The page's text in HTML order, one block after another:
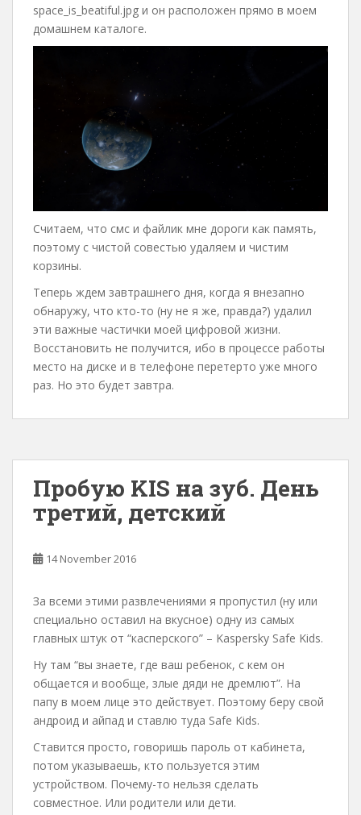
space_is_beatiful.jpg и он расположен прямо в моем
домашнем каталоге.
Считаем, что смс и файлик мне дороги как память,
поэтому с чистой совестью удаляем и чистим
корзины.
Теперь ждем завтрашнего дня, когда я внезапно
обнаружу, что кто-то (ну не я же, правда?) удалил
эти важные частички моей цифровой жизни.
Восстановить не получится, ибо в процессе работы
место на диске и в телефоне перетерто уже много
раз. Но это будет завтра.
Пробую KIS на зуб. День
третий, детский
14 November 2016
За всеми этими развлечениями я пропустил (ну или
специально оставил на вкусное) одну из самых
главных штук от “касперского” – Kaspersky Safe Kids.
Ну там “вы знаете, где ваш ребенок, с кем он
общается и вообще, злые дяди не дремлют”. На
папу в моем лице это действует. Поэтому беру свой
андроид и айпад и ставлю туда Safe Kids.
Ставится просто, говоришь пароль от кабинета,
потом указываешь, кто пользуется этим
устройством. Почему-то нельзя сделать
совместное. Или родители или дети.